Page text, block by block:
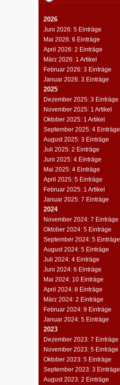
2026
Juni 2026: 5 Einträge
Mai 2026: 6 Einträge
April 2026: 2 Einträge
März 2026: 1 Artikel
Februar 2026: 3 Einträge
Januar 2026: 3 Einträge
2025
Dezember 2025: 3 Einträge
November 2025: 1 Artikel
Oktober 2025: 1 Artikel
September 2025: 4 Einträge
August 2025: 3 Einträge
Juli 2025: 2 Einträge
Juni 2025: 4 Einträge
Mai 2025: 4 Einträge
April 2025: 5 Einträge
Februar 2025: 1 Artikel
Januar 2025: 7 Einträge
2024
November 2024: 7 Einträge
Oktober 2024: 5 Einträge
September 2024: 5 Einträge
August 2024: 5 Einträge
Juli 2024: 4 Einträge
Juni 2024: 6 Einträge
Mai 2024: 10 Einträge
April 2024: 8 Einträge
März 2024: 2 Einträge
Februar 2024: 9 Einträge
Januar 2024: 5 Einträge
2023
Dezember 2023: 7 Einträge
November 2023: 5 Einträge
Oktober 2023: 5 Einträge
September 2023: 3 Einträge
August 2023: 2 Einträge